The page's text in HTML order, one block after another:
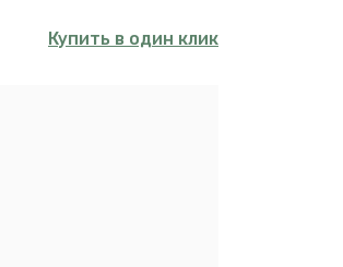
Купить в один клик